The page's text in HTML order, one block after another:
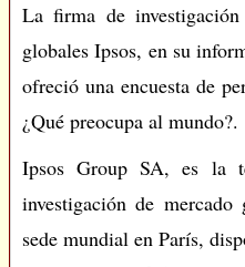
La firma de
globales Ipsos, en su
ofreció una encuesta de
¿Qué preocupa al mundo?.
Ipsos Group SA, es la
investigación de
sede mundial en París,